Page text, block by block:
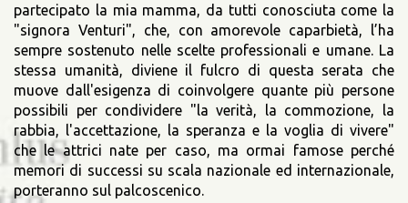
partecipato la mia mamma, da tutti conosciuta come la
"signora Venturi", che, con amorevole caparbietà, l’ha
sempre sostenuto nelle scelte professionali e umane. La
stessa umanità, diviene il fulcro di questa serata che
muove dall'esigenza di coinvolgere quante più persone
possibili per condividere "la verità, la commozione, la
rabbia, l'accettazione, la speranza e la voglia di vivere"
che le attrici nate per caso, ma ormai famose perché
memori di successi su scala nazionale ed internazionale,
porteranno sul palcoscenico.